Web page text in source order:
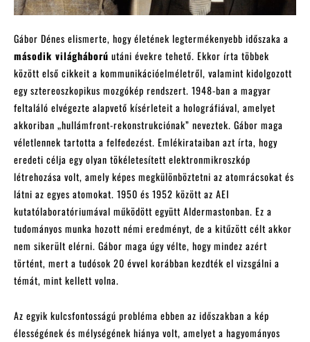
Gábor Dénes elismerte, hogy életének legtermékenyebb időszaka a
második világháború utáni évekre tehető. Ekkor írta többek
között első cikkeit a kommunikációelméletről, valamint kidolgozott
egy sztereoszkopikus mozgókép rendszert. 1948-ban a magyar
feltaláló elvégezte alapvető kísérleteit a holográfiával, amelyet
akkoriban „hullámfront-rekonstrukciónak” neveztek. Gábor maga
véletlennek tartotta a felfedezést. Emlékirataiban azt írta, hogy
eredeti célja egy olyan tökéletesített elektronmikroszkóp
létrehozása volt, amely képes megkülönböztetni az atomrácsokat és
látni az egyes atomokat. 1950 és 1952 között az AEI
kutatólaboratóriumával működött együtt Aldermastonban. Ez a
tudományos munka hozott némi eredményt, de a kitűzött célt akkor
nem sikerült elérni. Gábor maga úgy vélte, hogy mindez azért
történt, mert a tudósok 20 évvel korábban kezdték el vizsgálni a
témát, mint kellett volna.
Az egyik kulcsfontosságú probléma ebben az időszakban a kép
élességének és mélységének hiánya volt, amelyet a hagyományos